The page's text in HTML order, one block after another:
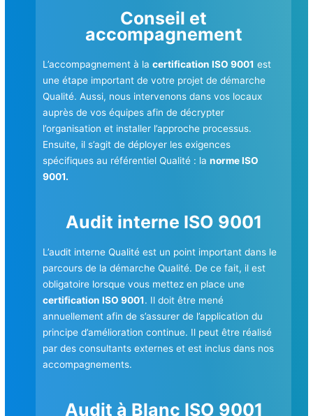
Conseil et
accompagnement
L’accompagnement à lacertification ISO 9001 est
une étape important de votre projet de démarche
Qualité. Aussi, nous intervenons dans vos locaux
auprès de vos équipes afin de décrypter
l’organisation et installer l’approche processus.
Ensuite, il s’agit de déployer les exigences
spécifiques au référentiel Qualité : lanorme ISO
9001.
Audit interne ISO 9001
L’audit interne Qualité est un point important dans le
parcours de la démarche Qualité. De ce fait, il est
obligatoire lorsque vous mettez en place une
certification ISO 9001. Il doit être mené
annuellement afin de s’assurer de l’application du
principe d’amélioration continue. Il peut être réalisé
par des consultants externes et est inclus dans nos
accompagnements.
Audit à Blanc ISO 9001